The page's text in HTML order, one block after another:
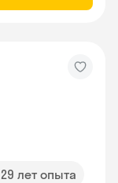
29 лет опыта